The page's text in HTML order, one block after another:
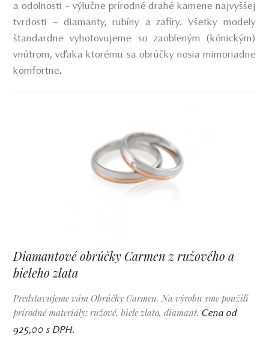
a odolnosti – výlučne prírodné drahé kamene najvyššej
tvrdosti – diamanty, rubíny a zafíry. Všetky modely
štandardne vyhotovujeme so zaobleným (kónickým)
vnútrom, vďaka ktorému sa obrúčky nosia mimoriadne
komfortne.
Diamantové obrúčky Carmen z ružového a
bieleho zlata
Predstavujeme vám Obrúčky Carmen. Na výrobu sme použili
prírodné materiály: ružové, biele zlato, diamant.Cena od
925,00 s DPH.